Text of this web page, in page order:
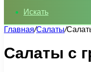
Искать
Главная/Салаты/
Салаты с